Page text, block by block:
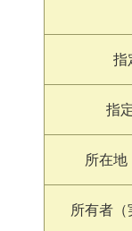
指
指
所在地
所有者（